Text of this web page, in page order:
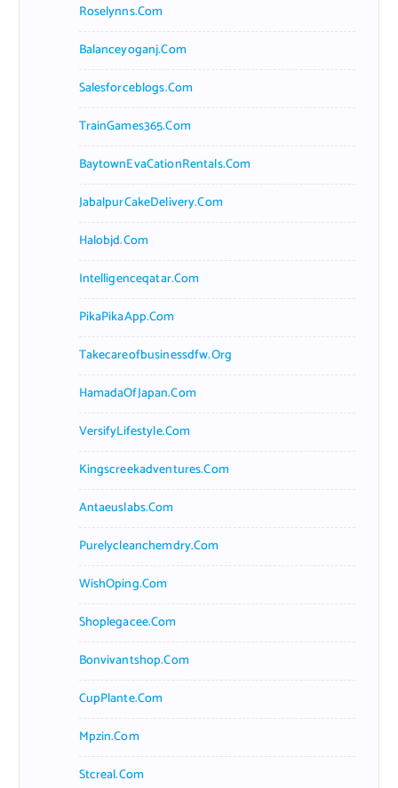
Roselynns.com
Balanceyoganj.com
Salesforceblogs.com
TrainGames365.com
BaytownEvaCationRentals.com
JabalpurCakeDelivery.com
Halobjd.com
Intelligenceqatar.com
PikaPikaApp.com
Takecareofbusinessdfw.org
HamadaOfJapan.com
VersifyLifestyle.com
Kingscreekadventures.com
Antaeuslabs.com
Purelycleanchemdry.com
WishOping.com
Shoplegacee.com
Bonvivantshop.com
CupPlante.com
Mpzin.com
Stcreal.com